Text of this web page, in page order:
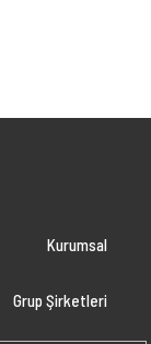
Kurumsal
Grup Şirketleri